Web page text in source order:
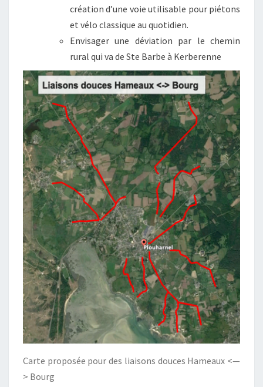
création d’une voie utilisable pour piétons
et vélo classique au quotidien.
Envisager une déviation par le chemin
rural qui va de Ste Barbe à Kerberenne
Carte proposée pour des liaisons douces Hameaux <—
> Bourg